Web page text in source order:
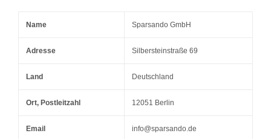
Name Sparsando GmbH
Adresse Silbersteinstraße 69
Land Deutschland
Ort, Postleitzahl 12051 Berlin
Email info@sparsando.de